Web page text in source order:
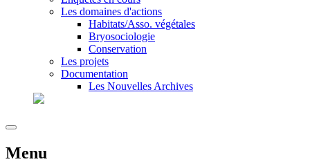
Les domaines d'actions
Habitats/Asso. végétales
Bryosociologie
Conservation
Les projets
Documentation
Les Nouvelles Archives
Menu